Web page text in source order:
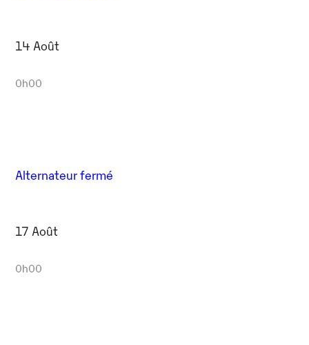
14 Août
0h00
Alternateur fermé
17 Août
0h00